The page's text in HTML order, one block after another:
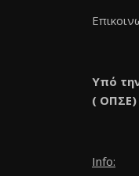
Υπό
( ΟΠΣΕ)
Info: